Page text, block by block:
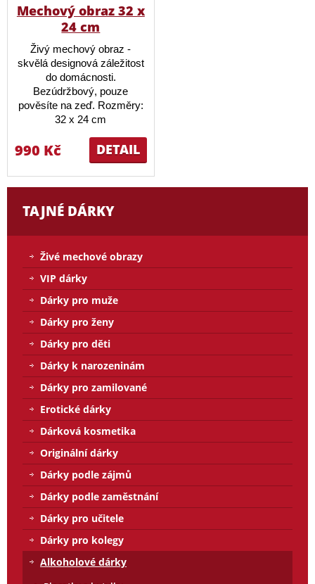
Mechový obraz 32 x
24 cm
Živý mechový obraz -
skvělá designová záležitost
do domácnosti.
Bezúdržbový, pouze
pověsíte na zeď. Rozměry:
32 x 24 cm
DETAIL
990 Kč
TAJNÉ DÁRKY
Živé mechové obrazy
VIP dárky
Dárky pro muže
Dárky pro ženy
Dárky pro děti
Dárky k narozeninám
Dárky pro zamilované
Erotické dárky
Dárková kosmetika
Originální dárky
Dárky podle zájmů
Dárky podle zaměstnání
Dárky pro učitele
Dárky pro kolegy
Alkoholové dárky